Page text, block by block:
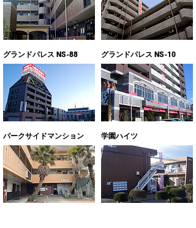
グランドパレス NS-88
パークサイドマンション
グランドパレス NS-10
学園ハイツ